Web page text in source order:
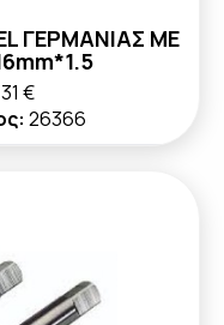
ΓΕΡΜΑΝΙΑΣ ΜΕ
31 €
26366